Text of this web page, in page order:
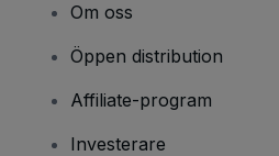
Om oss
Öppen distribution
Affiliate-program
Investerare